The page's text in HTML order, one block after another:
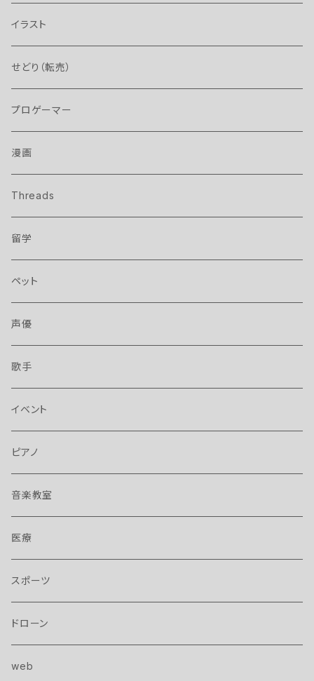
イラスト
せどり（転売）
プロゲーマー
漫画
Threads
留学
ペット
声優
歌手
イベント
ピアノ
音楽教室
医療
スポーツ
ドローン
web